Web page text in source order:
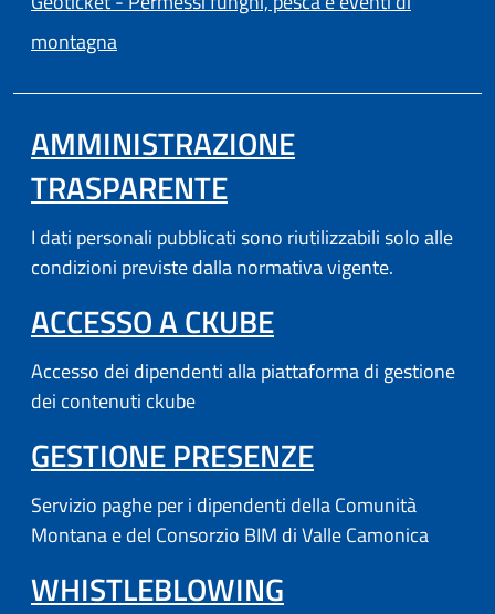
montagna
AMMINISTRAZIONE
TRASPARENTE
I dati personali pubblicati sono riutilizzabili solo alle
condizioni previste dalla normativa vigente.
ACCESSO A CKUBE(APRE IN
Accesso dei dipendenti alla piattaforma di gestione
dei contenuti ckube
GESTIONE PRESENZE(APRE IN
Servizio paghe per i dipendenti della Comunità
Montana e del Consorzio BIM di Valle Camonica
WHISTLEBLOWING